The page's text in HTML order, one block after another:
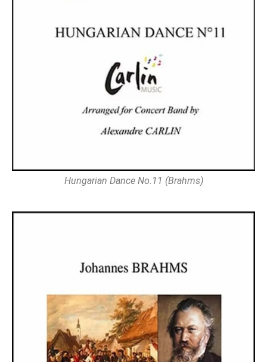
Hungarian Dance No.11 (Brahms)